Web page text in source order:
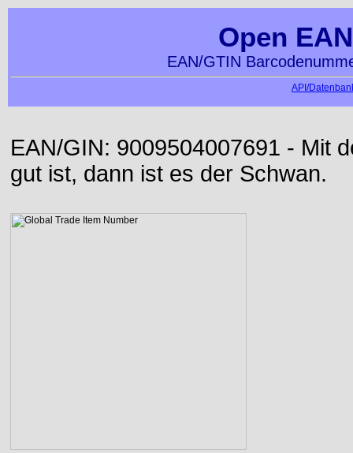
Open
EAN/GTIN
API/
EAN/GIN: 9009504007691 - Mit
gut ist, dann ist es der Schwan.